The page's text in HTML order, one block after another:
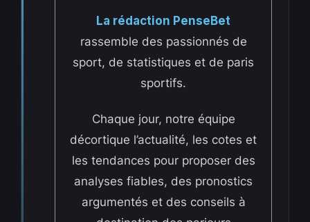
La rédaction PenseBet
rassemble des passionnés de
sport, de statistiques et de paris
sportifs.
Chaque jour, notre équipe
décortique l’actualité, les cotes et
les tendances pour proposer des
analyses fiables, des pronostics
argumentés et des conseils à